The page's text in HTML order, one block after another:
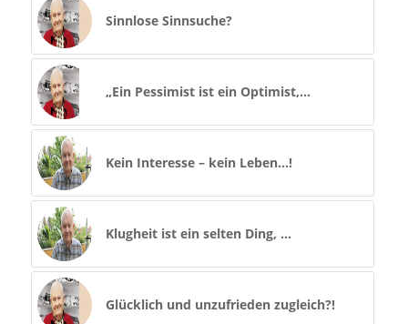
Sinnlose Sinnsuche?
„Ein Pessimist ist ein Optimist,…
Kein Interesse – kein Leben…!
Klugheit ist ein selten Ding, …
Glücklich und unzufrieden zugleich?!